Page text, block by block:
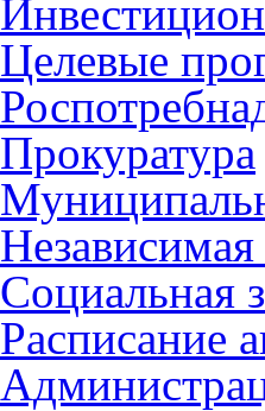
Целевые
Прокуратура
Независимая
Социальная
Расписание